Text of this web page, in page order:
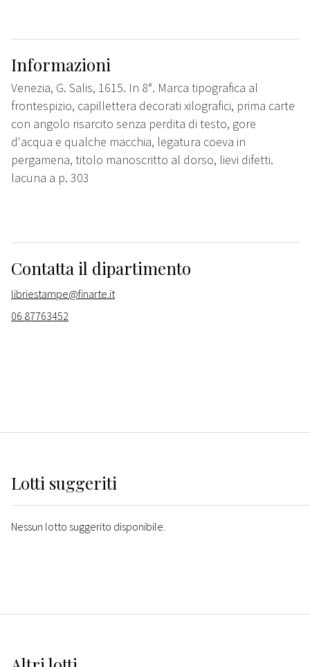
Informazioni
Venezia, G. Salis, 1615. In 8°. Marca tipografica al
frontespizio, capillettera decorati xilografici, prima carte
con angolo risarcito senza perdita di testo, gore
d'acqua e qualche macchia, legatura coeva in
pergamena, titolo manoscritto al dorso, lievi difetti.
lacuna a p. 303
Contatta il dipartimento
libriestampe@finarte.it
06 87763452
Lotti suggeriti
Nessun lotto suggerito disponibile.